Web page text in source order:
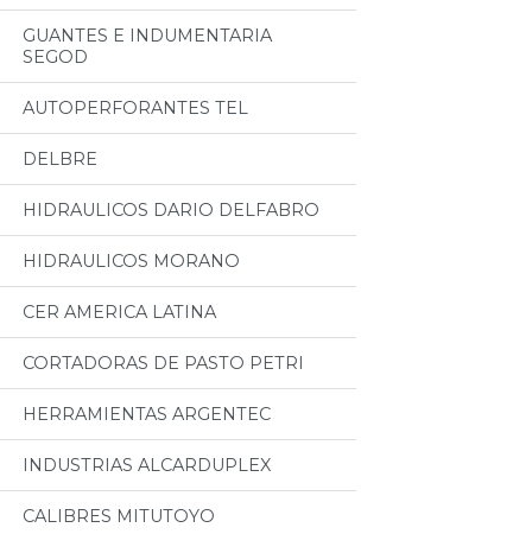
GUANTES E INDUMENTARIA
SEGOD
AUTOPERFORANTES TEL
DELBRE
HIDRAULICOS DARIO DELFABRO
HIDRAULICOS MORANO
CER AMERICA LATINA
CORTADORAS DE PASTO PETRI
HERRAMIENTAS ARGENTEC
INDUSTRIAS ALCARDUPLEX
CALIBRES MITUTOYO